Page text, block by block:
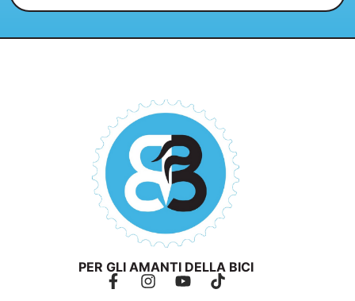
PER GLI AMANTI DELLA BICI